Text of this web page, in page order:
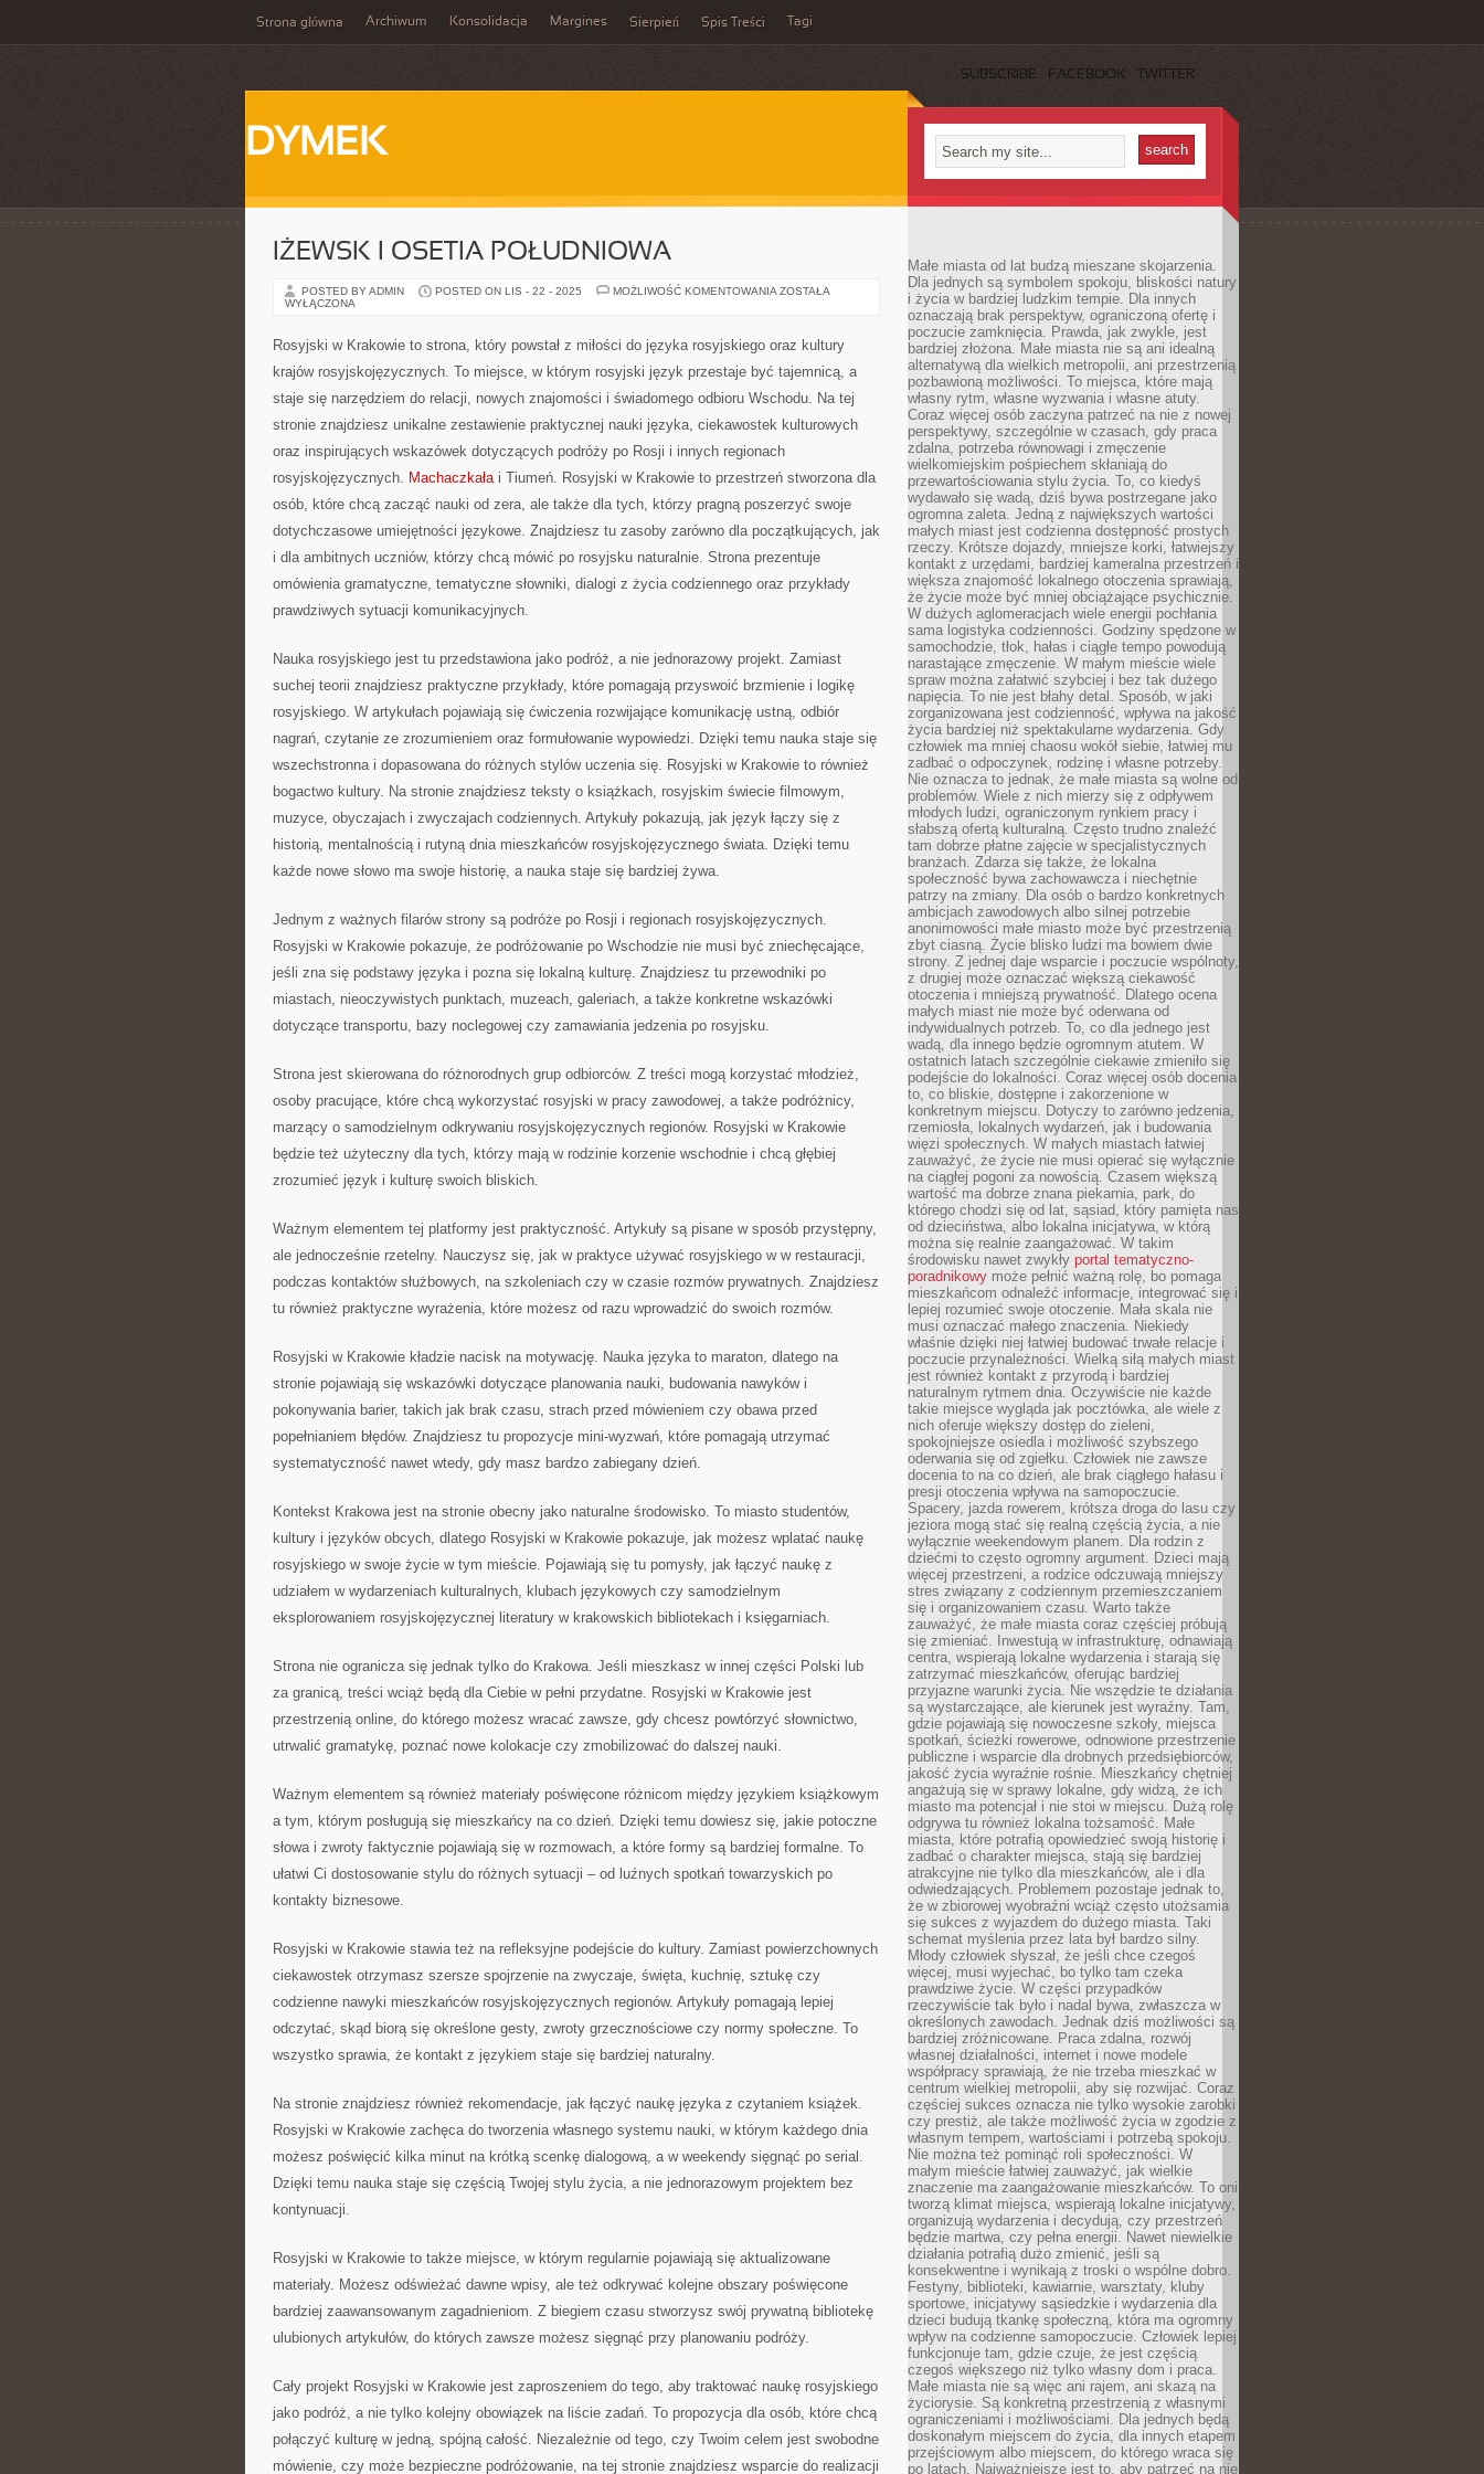
Strona główna Archiwum Konsolidacja Margines Sierpień Spis Treści Tagi
SUBSCRIBE FACEBOOK TWITTER
DYMEK
IŻEWSK I OSETIA POŁUDNIOWA
POSTED BY ADMIN POSTED ON LIS - 22 - 2025 MOŻLIWOŚĆ KOMENTOWANIA IŻEWSK
ZOSTAŁA
WYŁĄCZONA
Rosyjski w Krakowie to strona, który powstał z miłości do języka rosyjskiego oraz kultury
krajów rosyjskojęzycznych. To miejsce, w którym rosyjski język przestaje być tajemnicą, a
staje się narzędziem do relacji, nowych znajomości i świadomego odbioru Wschodu. Na tej
stronie znajdziesz unikalne zestawienie praktycznej nauki języka, ciekawostek kulturowych
oraz inspirujących wskazówek dotyczących podróży po Rosji i innych regionach
rosyjskojęzycznych. Machaczkałai Tiumeń. Rosyjski w Krakowie to przestrzeń stworzona dla
osób, które chcą zacząć nauki od zera, ale także dla tych, którzy pragną poszerzyć swoje
dotychczasowe umiejętności językowe. Znajdziesz tu zasoby zarówno dla początkujących, jak
i dla ambitnych uczniów, którzy chcą mówić po rosyjsku naturalnie. Strona prezentuje
omówienia gramatyczne, tematyczne słowniki, dialogi z życia codziennego oraz przykłady
prawdziwych sytuacji komunikacyjnych.
Nauka rosyjskiego jest tu przedstawiona jako podróż, a nie jednorazowy projekt. Zamiast
suchej teorii znajdziesz praktyczne przykłady, które pomagają przyswoić brzmienie i logikę
rosyjskiego. W artykułach pojawiają się ćwiczenia rozwijające komunikację ustną, odbiór
nagrań, czytanie ze zrozumieniem oraz formułowanie wypowiedzi. Dzięki temu nauka staje się
wszechstronna i dopasowana do różnych stylów uczenia się. Rosyjski w Krakowie to również
bogactwo kultury. Na stronie znajdziesz teksty o książkach, rosyjskim świecie filmowym,
muzyce, obyczajach i zwyczajach codziennych. Artykuły pokazują, jak język łączy się z
historią, mentalnością i rutyną dnia mieszkańców rosyjskojęzycznego świata. Dzięki temu
każde nowe słowo ma swoje historię, a nauka staje się bardziej żywa.
Jednym z ważnych filarów strony są podróże po Rosji i regionach rosyjskojęzycznych.
Rosyjski w Krakowie pokazuje, że podróżowanie po Wschodzie nie musi być zniechęcające,
jeśli zna się podstawy języka i pozna się lokalną kulturę. Znajdziesz tu przewodniki po
miastach, nieoczywistych punktach, muzeach, galeriach, a także konkretne wskazówki
dotyczące transportu, bazy noclegowej czy zamawiania jedzenia po rosyjsku.
Strona jest skierowana do różnorodnych grup odbiorców. Z treści mogą korzystać młodzież,
osoby pracujące, które chcą wykorzystać rosyjski w pracy zawodowej, a także podróżnicy,
marzący o samodzielnym odkrywaniu rosyjskojęzycznych regionów. Rosyjski w Krakowie
będzie też użyteczny dla tych, którzy mają w rodzinie korzenie wschodnie i chcą głębiej
zrozumieć język i kulturę swoich bliskich.
Ważnym elementem tej platformy jest praktyczność. Artykuły są pisane w sposób przystępny,
ale jednocześnie rzetelny. Nauczysz się, jak w praktyce używać rosyjskiego w w restauracji,
podczas kontaktów służbowych, na szkoleniach czy w czasie rozmów prywatnych. Znajdziesz
tu również praktyczne wyrażenia, które możesz od razu wprowadzić do swoich rozmów.
Rosyjski w Krakowie kładzie nacisk na motywację. Nauka języka to maraton, dlatego na
stronie pojawiają się wskazówki dotyczące planowania nauki, budowania nawyków i
pokonywania barier, takich jak brak czasu, strach przed mówieniem czy obawa przed
popełnianiem błędów. Znajdziesz tu propozycje mini-wyzwań, które pomagają utrzymać
systematyczność nawet wtedy, gdy masz bardzo zabiegany dzień.
Kontekst Krakowa jest na stronie obecny jako naturalne środowisko. To miasto studentów,
kultury i języków obcych, dlatego Rosyjski w Krakowie pokazuje, jak możesz wplatać naukę
rosyjskiego w swoje życie w tym mieście. Pojawiają się tu pomysły, jak łączyć naukę z
udziałem w wydarzeniach kulturalnych, klubach językowych czy samodzielnym
eksplorowaniem rosyjskojęzycznej literatury w krakowskich bibliotekach i księgarniach.
Strona nie ogranicza się jednak tylko do Krakowa. Jeśli mieszkasz w innej części Polski lub
za granicą, treści wciąż będą dla Ciebie w pełni przydatne. Rosyjski w Krakowie jest
przestrzenią online, do którego możesz wracać zawsze, gdy chcesz powtórzyć słownictwo,
utrwalić gramatykę, poznać nowe kolokacje czy zmobilizować do dalszej nauki.
Ważnym elementem są również materiały poświęcone różnicom między językiem książkowym
a tym, którym posługują się mieszkańcy na co dzień. Dzięki temu dowiesz się, jakie potoczne
słowa i zwroty faktycznie pojawiają się w rozmowach, a które formy są bardziej formalne. To
ułatwi Ci dostosowanie stylu do różnych sytuacji – od luźnych spotkań towarzyskich po
kontakty biznesowe.
Rosyjski w Krakowie stawia też na refleksyjne podejście do kultury. Zamiast powierzchownych
ciekawostek otrzymasz szersze spojrzenie na zwyczaje, święta, kuchnię, sztukę czy
codzienne nawyki mieszkańców rosyjskojęzycznych regionów. Artykuły pomagają lepiej
odczytać, skąd biorą się określone gesty, zwroty grzecznościowe czy normy społeczne. To
wszystko sprawia, że kontakt z językiem staje się bardziej naturalny.
Na stronie znajdziesz również rekomendacje, jak łączyć naukę języka z czytaniem książek.
Rosyjski w Krakowie zachęca do tworzenia własnego systemu nauki, w którym każdego dnia
możesz poświęcić kilka minut na krótką scenkę dialogową, a w weekendy sięgnąć po serial.
Dzięki temu nauka staje się częścią Twojej stylu życia, a nie jednorazowym projektem bez
kontynuacji.
Rosyjski w Krakowie to także miejsce, w którym regularnie pojawiają się aktualizowane
materiały. Możesz odświeżać dawne wpisy, ale też odkrywać kolejne obszary poświęcone
bardziej zaawansowanym zagadnieniom. Z biegiem czasu stworzysz swój prywatną bibliotekę
ulubionych artykułów, do których zawsze możesz sięgnąć przy planowaniu podróży.
Cały projekt Rosyjski w Krakowie jest zaproszeniem do tego, aby traktować naukę rosyjskiego
jako podróż, a nie tylko kolejny obowiązek na liście zadań. To propozycja dla osób, które chcą
połączyć kulturę w jedną, spójną całość. Niezależnie od tego, czy Twoim celem jest swobodne
mówienie, czy może bezpieczne podróżowanie, na tej stronie znajdziesz wsparcie do realizacji
Małe miasta od lat budzą mieszane skojarzenia.
Dla jednych są symbolem spokoju, bliskości natury
i życia w bardziej ludzkim tempie. Dla innych
oznaczają brak perspektyw, ograniczoną ofertę i
poczucie zamknięcia. Prawda, jak zwykle, jest
bardziej złożona. Małe miasta nie są ani idealną
alternatywą dla wielkich metropolii, ani przestrzenią
pozbawioną możliwości. To miejsca, które mają
własny rytm, własne wyzwania i własne atuty.
Coraz więcej osób zaczyna patrzeć na nie z nowej
perspektywy, szczególnie w czasach, gdy praca
zdalna, potrzeba równowagi i zmęczenie
wielkomiejskim pośpiechem skłaniają do
przewartościowania stylu życia. To, co kiedyś
wydawało się wadą, dziś bywa postrzegane jako
ogromna zaleta. Jedną z największych wartości
małych miast jest codzienna dostępność prostych
rzeczy. Krótsze dojazdy, mniejsze korki, łatwiejszy
kontakt z urzędami, bardziej kameralna przestrzeń i
większa znajomość lokalnego otoczenia sprawiają,
że życie może być mniej obciążające psychicznie.
W dużych aglomeracjach wiele energii pochłania
sama logistyka codzienności. Godziny spędzone w
samochodzie, tłok, hałas i ciągłe tempo powodują
narastające zmęczenie. W małym mieście wiele
spraw można załatwić szybciej i bez tak dużego
napięcia. To nie jest błahy detal. Sposób, w jaki
zorganizowana jest codzienność, wpływa na jakość
życia bardziej niż spektakularne wydarzenia. Gdy
człowiek ma mniej chaosu wokół siebie, łatwiej mu
zadbać o odpoczynek, rodzinę i własne potrzeby.
Nie oznacza to jednak, że małe miasta są wolne od
problemów. Wiele z nich mierzy się z odpływem
młodych ludzi, ograniczonym rynkiem pracy i
słabszą ofertą kulturalną. Często trudno znaleźć
tam dobrze płatne zajęcie w specjalistycznych
branżach. Zdarza się także, że lokalna
społeczność bywa zachowawcza i niechętnie
patrzy na zmiany. Dla osób o bardzo konkretnych
ambicjach zawodowych albo silnej potrzebie
anonimowości małe miasto może być przestrzenią
zbyt ciasną. Życie blisko ludzi ma bowiem dwie
strony. Z jednej daje wsparcie i poczucie wspólnoty,
z drugiej może oznaczać większą ciekawość
otoczenia i mniejszą prywatność. Dlatego ocena
małych miast nie może być oderwana od
indywidualnych potrzeb. To, co dla jednego jest
wadą, dla innego będzie ogromnym atutem. W
ostatnich latach szczególnie ciekawie zmieniło się
podejście do lokalności. Coraz więcej osób docenia
to, co bliskie, dostępne i zakorzenione w
konkretnym miejscu. Dotyczy to zarówno jedzenia,
rzemiosła, lokalnych wydarzeń, jak i budowania
więzi społecznych. W małych miastach łatwiej
zauważyć, że życie nie musi opierać się wyłącznie
na ciągłej pogoni za nowością. Czasem większą
wartość ma dobrze znana piekarnia, park, do
którego chodzi się od lat, sąsiad, który pamięta nas
od dzieciństwa, albo lokalna inicjatywa, w którą
można się realnie zaangażować. W takim
środowisku nawet zwykły portal tematyczno-
poradnikowy może pełnić ważną rolę, bo pomaga
mieszkańcom odnaleźć informacje, integrować się i
lepiej rozumieć swoje otoczenie. Mała skala nie
musi oznaczać małego znaczenia. Niekiedy
właśnie dzięki niej łatwiej budować trwałe relacje i
poczucie przynależności. Wielką siłą małych miast
jest również kontakt z przyrodą i bardziej
naturalnym rytmem dnia. Oczywiście nie każde
takie miejsce wygląda jak pocztówka, ale wiele z
nich oferuje większy dostęp do zieleni,
spokojniejsze osiedla i możliwość szybszego
oderwania się od zgiełku. Człowiek nie zawsze
docenia to na co dzień, ale brak ciągłego hałasu i
presji otoczenia wpływa na samopoczucie.
Spacery, jazda rowerem, krótsza droga do lasu czy
jeziora mogą stać się realną częścią życia, a nie
wyłącznie weekendowym planem. Dla rodzin z
dziećmi to często ogromny argument. Dzieci mają
więcej przestrzeni, a rodzice odczuwają mniejszy
stres związany z codziennym przemieszczaniem
się i organizowaniem czasu. Warto także
zauważyć, że małe miasta coraz częściej próbują
się zmieniać. Inwestują w infrastrukturę, odnawiają
centra, wspierają lokalne wydarzenia i starają się
zatrzymać mieszkańców, oferując bardziej
przyjazne warunki życia. Nie wszędzie te działania
są wystarczające, ale kierunek jest wyraźny. Tam,
gdzie pojawiają się nowoczesne szkoły, miejsca
spotkań, ścieżki rowerowe, odnowione przestrzenie
publiczne i wsparcie dla drobnych przedsiębiorców,
jakość życia wyraźnie rośnie. Mieszkańcy chętniej
angażują się w sprawy lokalne, gdy widzą, że ich
miasto ma potencjał i nie stoi w miejscu. Dużą rolę
odgrywa tu również lokalna tożsamość. Małe
miasta, które potrafią opowiedzieć swoją historię i
zadbać o charakter miejsca, stają się bardziej
atrakcyjne nie tylko dla mieszkańców, ale i dla
odwiedzających. Problemem pozostaje jednak to,
że w zbiorowej wyobraźni wciąż często utożsamia
się sukces z wyjazdem do dużego miasta. Taki
schemat myślenia przez lata był bardzo silny.
Młody człowiek słyszał, że jeśli chce czegoś
więcej, musi wyjechać, bo tylko tam czeka
prawdziwe życie. W części przypadków
rzeczywiście tak było i nadal bywa, zwłaszcza w
określonych zawodach. Jednak dziś możliwości są
bardziej zróżnicowane. Praca zdalna, rozwój
własnej działalności, internet i nowe modele
współpracy sprawiają, że nie trzeba mieszkać w
centrum wielkiej metropolii, aby się rozwijać. Coraz
częściej sukces oznacza nie tylko wysokie zarobki
czy prestiż, ale także możliwość życia w zgodzie z
własnym tempem, wartościami i potrzebą spokoju.
Nie można też pominąć roli społeczności. W
małym mieście łatwiej zauważyć, jak wielkie
znaczenie ma zaangażowanie mieszkańców. To oni
tworzą klimat miejsca, wspierają lokalne inicjatywy,
organizują wydarzenia i decydują, czy przestrzeń
będzie martwa, czy pełna energii. Nawet niewielkie
działania potrafią dużo zmienić, jeśli są
konsekwentne i wynikają z troski o wspólne dobro.
Festyny, biblioteki, kawiarnie, warsztaty, kluby
sportowe, inicjatywy sąsiedzkie i wydarzenia dla
dzieci budują tkankę społeczną, która ma ogromny
wpływ na codzienne samopoczucie. Człowiek lepiej
funkcjonuje tam, gdzie czuje, że jest częścią
czegoś większego niż tylko własny dom i praca.
Małe miasta nie są więc ani rajem, ani skazą na
życiorysie. Są konkretną przestrzenią z własnymi
ograniczeniami i możliwościami. Dla jednych będą
doskonałym miejscem do życia, dla innych etapem
przejściowym albo miejscem, do którego wraca się
po latach. Najważniejsze jest to, aby patrzeć na nie